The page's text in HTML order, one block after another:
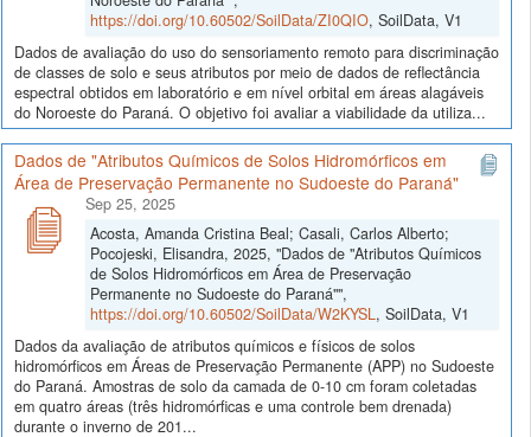
https://doi.org/10.60502/SoilData/ZI0QIO, SoilData, V1
Dados de avaliação do uso do sensoriamento remoto para discriminação
de classes de solo e seus atributos por meio de dados de reflectância
espectral obtidos em laboratório e em nível orbital em áreas alagáveis
do Noroeste do Paraná. O objetivo foi avaliar a viabilidade da utiliza...
Dados de "Atributos Químicos de Solos Hidromórficos em
Área de Preservação Permanente no Sudoeste do Paraná"
Sep 25, 2025
Acosta, Amanda Cristina Beal; Casali, Carlos Alberto;
Pocojeski, Elisandra, 2025, "Dados de "Atributos Químicos
de Solos Hidromórficos em Área de Preservação
Permanente no Sudoeste do Paraná"",
https://doi.org/10.60502/SoilData/W2KYSL, SoilData, V1
Dados da avaliação de atributos químicos e físicos de solos
hidromórficos em Áreas de Preservação Permanente (APP) no Sudoeste
do Paraná. Amostras de solo da camada de 0-10 cm foram coletadas
em quatro áreas (três hidromórficas e uma controle bem drenada)
durante o inverno de 201...